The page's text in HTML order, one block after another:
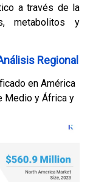
a través de la
metabolitos y
Regional
en América
Medio y África y